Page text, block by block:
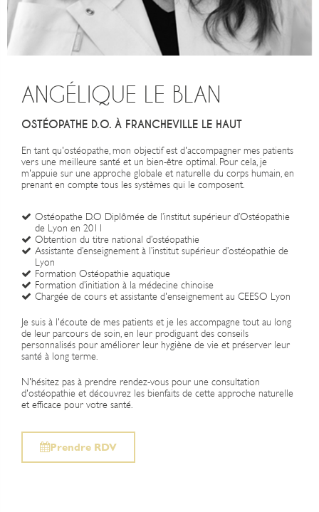
ANGÉLIQUE LE BLAN
OSTÉOPATHE D.O. À FRANCHEVILLE LE HAUT
En tant qu'ostéopathe, mon objectif est d'accompagner mes patients
vers une meilleure santé et un bien-être optimal. Pour cela, je
m'appuie sur une approche globale et naturelle du corps humain, en
prenant en compte tous les systèmes qui le composent.
Ostéopathe D.O Diplômée de l’institut supérieur d’Ostéopathie
de Lyon en 2011
Obtention du titre national d’ostéopathie
Assistante d’enseignement à l’institut supérieur d’ostéopathie de
Lyon
Formation Ostéopathie aquatique
Formation d’initiation à la médecine chinoise
Chargée de cours et assistante d'enseignement au CEESO Lyon
Je suis à l'écoute de mes patients et je les accompagne tout au long
de leur parcours de soin, en leur prodiguant des conseils
personnalisés pour améliorer leur hygiène de vie et préserver leur
santé à long terme.
N'hésitez pas à prendre rendez-vous pour une consultation
d'ostéopathie et découvrez les bienfaits de cette approche naturelle
et efficace pour votre santé.
Prendre RDV